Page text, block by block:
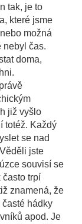
tak, je to
které jsme
možná
nebyl čas.
doma,
již vyšlo
totéž. Každý
se nad
jste
souvisí se
často trpí
znamená, že
hádky
apod. Je